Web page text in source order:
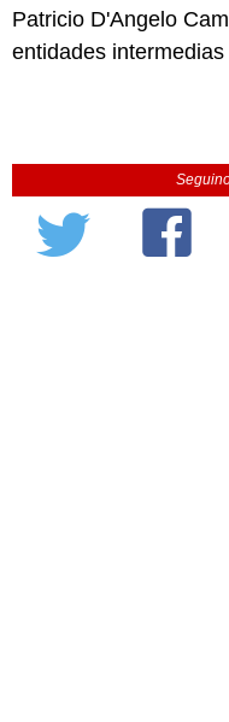
Patricio D'Angelo
entidades